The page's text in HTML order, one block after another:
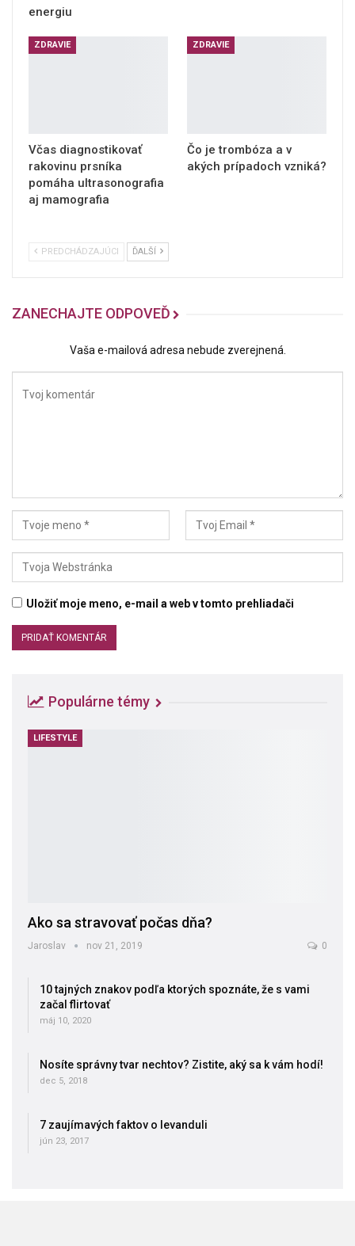
energiu
ZDRAVIE
Včas diagnostikovať
rakovinu prsníka
pomáha ultrasonografia
aj mamografia
ZDRAVIE
Čo je trombóza a v
akých prípadoch vzniká?
PREDCHÁDZAJÚCI ĎALŠÍ
ZANECHAJTE ODPOVEĎ
Vaša e-mailová adresa nebude zverejnená.
Uložiť moje meno, e-mail a web v tomto prehliadači
Populárne témy
LIFESTYLE
Ako sa stravovať počas dňa?
Jaroslav nov 21, 2019 0
10 tajných znakov podľa ktorých spoznáte, že s vami
začal flirtovať
máj 10, 2020
Nosíte správny tvar nechtov? Zistite, aký sa k vám hodí!
dec 5, 2018
7 zaujímavých faktov o levanduli
jún 23, 2017